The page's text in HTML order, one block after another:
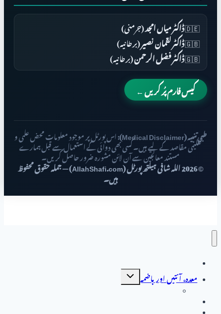
🇩🇪ڈاکٹر میاں امجد(جرمنی)
🇬🇧ڈاکٹر لقمان نصیر(برطانیہ)
🇬🇧ڈاکٹر فضل الرحمن(برطانیہ)
کیس فارم پُر کریں ←
طبی تنبیہ (Medical Disclaimer): اس پورٹل پر موجود معلومات محض علمی و
تعلیمی مقاصد کے لیے ہیں۔ کسی بھی دوائی کے استعمال سے قبل ہمارے
مستند معالجین سے آن لائن مشورہ ضرور حاصل کریں۔
© 2026 اللہ شافی ہیلتھ پورٹل (AllahShafi.com) — جملہ حقوق محفوظ
ہیں۔
معدہ، آنتیں اور ہاضمہ
Toggle
child